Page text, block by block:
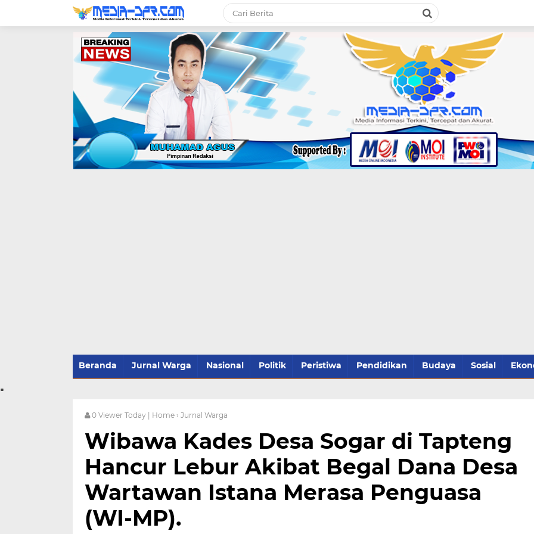
Beranda Jurnal Warga Nasional Politik Peristiwa Pendidikan Budaya Sosial
.
0 Viewer Today | Home › Jurnal Warga
Wibawa Kades Desa Sogar di Tapteng
Hancur Lebur Akibat Begal Dana Desa
Wartawan Istana Merasa Penguasa
(WI-MP).